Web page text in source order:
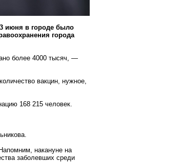
июня в городе было
города
более 4000 тысяч, —
вакцин, нужное,
168 215 человек.
накануне на
заболевших среди